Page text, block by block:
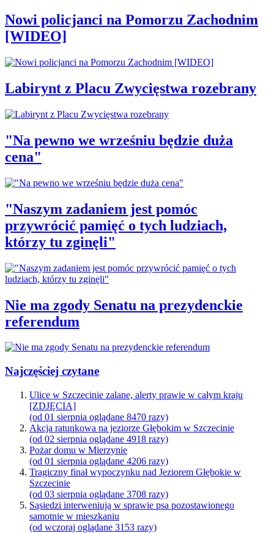
Nowi policjanci na Pomorzu Zachodnim
[WIDEO]
Labirynt z Placu Zwycięstwa rozebrany
"Na pewno we wrześniu będzie duża
cena"
"Naszym zadaniem jest pomóc
przywrócić pamięć o tych ludziach,
którzy tu zginęli"
Nie ma zgody Senatu na prezydenckie
referendum
Najczęściej czytane
Ulice w Szczecinie zalane, alerty prawie w całym kraju
[ZDJĘCIA]
(od 01 sierpnia oglądane 8470 razy)
Akcja ratunkowa na jeziorze Głębokim w Szczecinie
(od 02 sierpnia oglądane 4918 razy)
Pożar domu w Mierzynie
(od 01 sierpnia oglądane 4206 razy)
Tragiczny finał wypoczynku nad Jeziorem Głębokie w
Szczecinie
(od 03 sierpnia oglądane 3708 razy)
Sąsiedzi interweniują w sprawie psa pozostawionego
samotnie w mieszkaniu
(od wczoraj oglądane 3153 razy)